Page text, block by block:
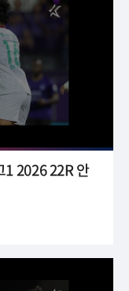
2026 22R 안